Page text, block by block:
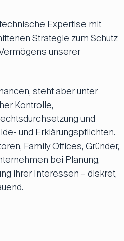
Expertise mit
Strategie zum Schutz
unserer
steht aber unter
Kontrolle,
und
und Erklärungspflichten.
Family Offices, Gründer,
bei Planung,
ihrer Interessen – diskret,